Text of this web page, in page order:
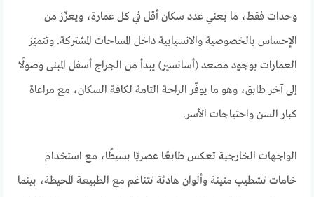
وحدات فقط، ما يعني عدد سكان أقل في كل عمارة، ويعزّز من
الإحساس بالخصوصية والانسيابية داخل المساحات المشتركة. وتتميّز
العمارات بوجود مصعد (أسانسير) يبدأ من الجراج أسفل المبنى وصولًا
إلى آخر طابق، وهو ما يوفّر الراحة التامة لكافة السكان، مع مراعاة
كبار السن واحتياجات الأسر.
الواجهات الخارجية تعكس طابعًا عصريًا بسيطًا، مع استخدام
خامات تشطيب متينة وألوان هادئة تتناغم مع الطبيعة المحيطة، بينما